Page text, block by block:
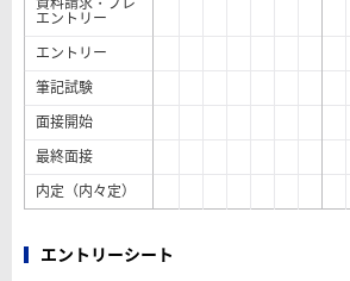
エントリー
エントリー
筆記試験
面接開始
最終面接
内定（内々定）
エントリーシート